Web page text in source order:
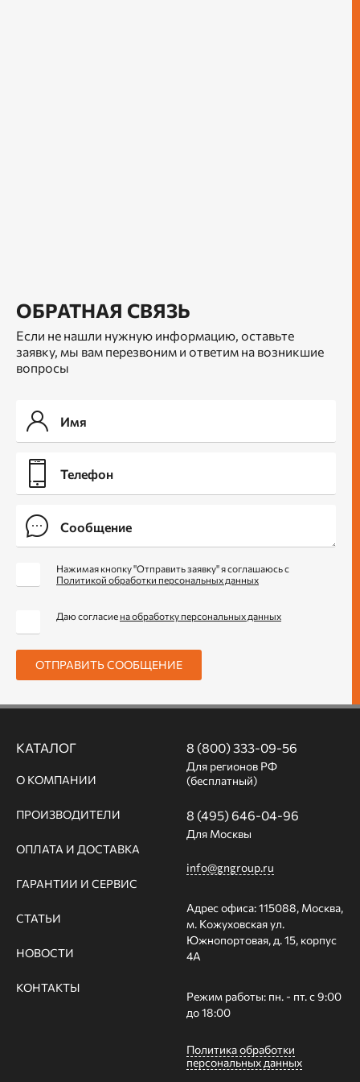
ОБРАТНАЯ СВЯЗЬ
Если не нашли нужную информацию, оставьте
заявку, мы вам перезвоним и ответим на возникшие
вопросы
Нажимая кнопку "Отправить заявку" я соглашаюсь с
Политикой обработки персональных данных
Даю согласие на обработку персональных данных
ОТПРАВИТЬ СООБЩЕНИЕ
КАТАЛОГ
О КОМПАНИИ
ПРОИЗВОДИТЕЛИ
ОПЛАТА И ДОСТАВКА
ГАРАНТИИ И СЕРВИС
СТАТЬИ
НОВОСТИ
КОНТАКТЫ
8 (800) 333-09-56
Для регионов РФ
(бесплатный)
8 (495) 646-04-96
Для Москвы
info@gngroup.ru
Адрес офиса: 115088, Москва,
м. Кожуховская ул.
Южнопортовая, д. 15, корпус
4А
Режим работы: пн. - пт. с 9:00
до 18:00
Политика обработки
персональных данных